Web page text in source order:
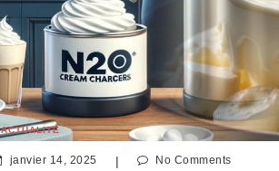
ACTUALITÉ
janvier 14, 2025 | No Comments